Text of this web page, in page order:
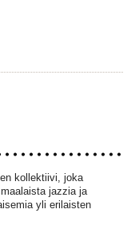
kollektiivi, joka
jazzia ja
yli erilaisten